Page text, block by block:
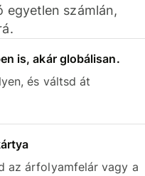
egyetlen számlán,
is, akár globálisan.
és váltsd át
az árfolyamfelár vagy a